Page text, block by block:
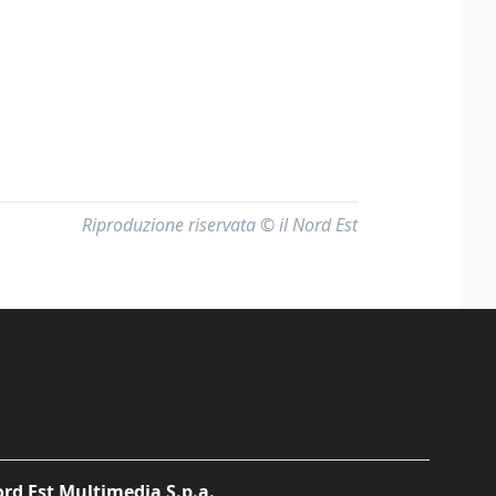
Riproduzione riservata © il Nord Est